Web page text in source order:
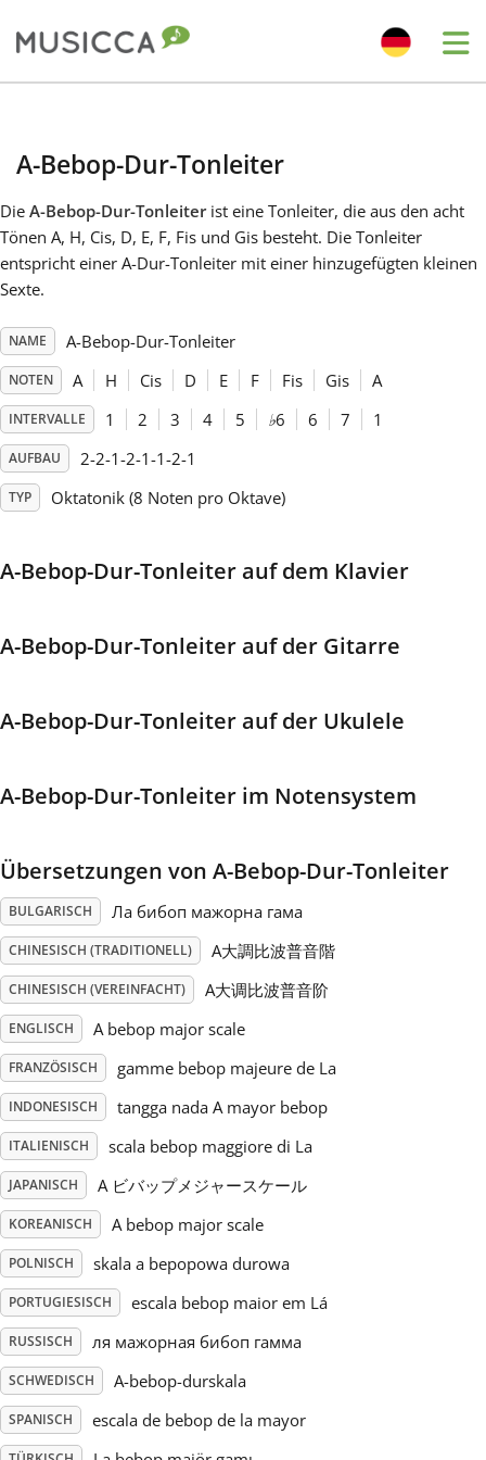
Български
Dansk
English
Español
日本語
Polski
Português
Русский
Svenska
Tiếng Việt
Türkçe
Українська
简体中文
繁體中文
A-Bebop-Dur-Tonleiter
Die A-Bebop-Dur-Tonleiterist eine Tonleiter, die aus den acht
Tönen A, H, Cis, D, E, F, Fis und Gis besteht. Die Tonleiter
entspricht einer A-Dur-Tonleiter mit einer hinzugefügten kleinen
Sexte.
NAME A-Bebop-Dur-Tonleiter
NOTEN A H Cis D E F Fis Gis A
INTERVALLE 1 2 3 4 5 ♭6 6 7 1
AUFBAU 2-2-1-2-1-1-2-1
TYP Oktatonik (8 Noten pro Oktave)
A-Bebop-Dur-Tonleiter auf dem Klavier
A-Bebop-Dur-Tonleiter auf der Gitarre
A-Bebop-Dur-Tonleiter auf der Ukulele
A-Bebop-Dur-Tonleiter im Notensystem
Übersetzungen von A-Bebop-Dur-Tonleiter
BULGARISCH Ла бибоп мажорна гама
CHINESISCH (TRADITIONELL) A大調比波普音階
CHINESISCH (VEREINFACHT) A大调比波普音阶
ENGLISCH A bebop major scale
FRANZÖSISCH gamme bebop majeure de La
INDONESISCH tangga nada A mayor bebop
ITALIENISCH scala bebop maggiore di La
JAPANISCH A ビバップメジャースケール
KOREANISCH A bebop major scale
POLNISCH skala a bepopowa durowa
PORTUGIESISCH escala bebop maior em Lá
RUSSISCH ля мажорная бибоп гамма
SCHWEDISCH A-bebop-durskala
SPANISCH escala de bebop de la mayor